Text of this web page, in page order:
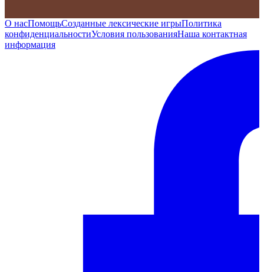
О насПомощьСозданные лексические игрыПолитика
конфиденциальностиУсловия пользованияНаша контактная
информация